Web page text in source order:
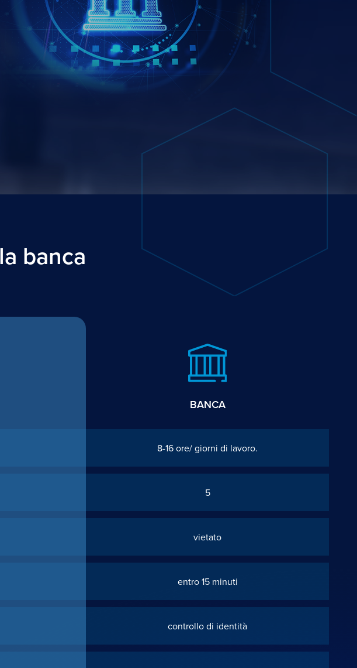
banca
BANCA
8-16 ore/ giorni di lavoro.
5
vietato
entro 15 minuti
controllo di identità